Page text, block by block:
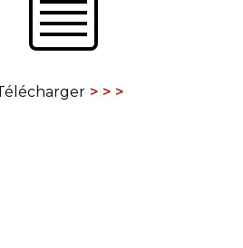
DE LA LILA
RÉPERTOIRE DES